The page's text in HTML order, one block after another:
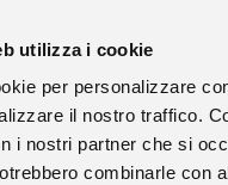
utilizza i cookie
per personalizzare
il nostro traffico.
i nostri partner che si
combinarle con